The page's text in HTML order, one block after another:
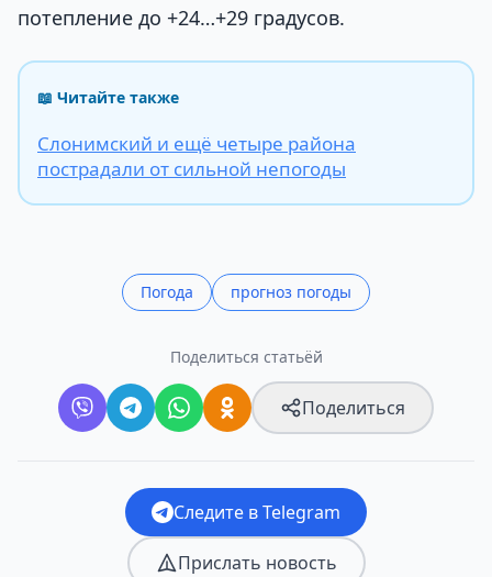
потепление до +24…+29 градусов.
📖 Читайте также
Слонимский и ещё четыре района
пострадали от сильной непогоды
Погода прогноз погоды
Поделиться статьёй
Поделиться
Следите в Telegram
Прислать новость